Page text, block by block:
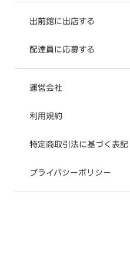
出前館に出店する
配達員に応募する
運営会社
利用規約
特定商取引法に基づく表記
プライバシーポリシー